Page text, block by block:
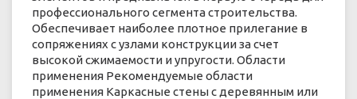
профессионального сегмента строительства.
Обеспечивает наиболее плотное прилегание в
сопряжениях с узлами конструкции за счет
высокой сжимаемости и упругости. Области
применения Рекомендуемые области
применения Каркасные стены с деревянным или